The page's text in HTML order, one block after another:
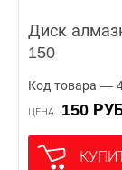
Диск
150
Код товара —
ЦЕНА 150